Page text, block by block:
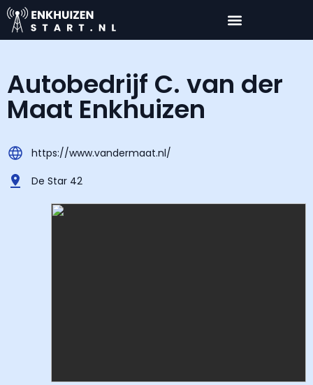
Autobedrijf C. van der
Maat Enkhuizen
https://www.vandermaat.nl/
De Star 42